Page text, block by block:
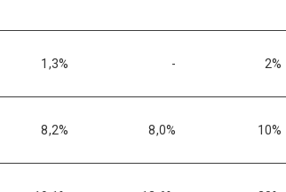
1,3% - 2%
8,2% 8,0% 10%